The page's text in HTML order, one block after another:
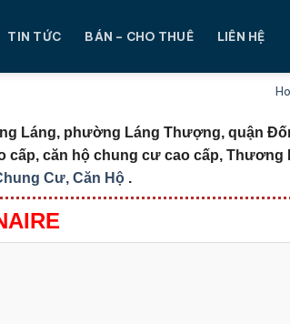
TIN TỨC BÁN – CHO THUÊ LIÊN HỆ
Láng, phường Láng Thượng, quận
căn hộ chung cư cao cấp, Thương
Cư, Căn Hộ .